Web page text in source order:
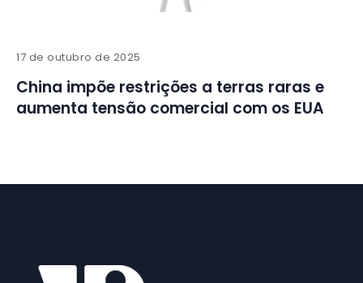
17 de outubro de 2025
China impõe restrições a terras raras e
aumenta tensão comercial com os EUA